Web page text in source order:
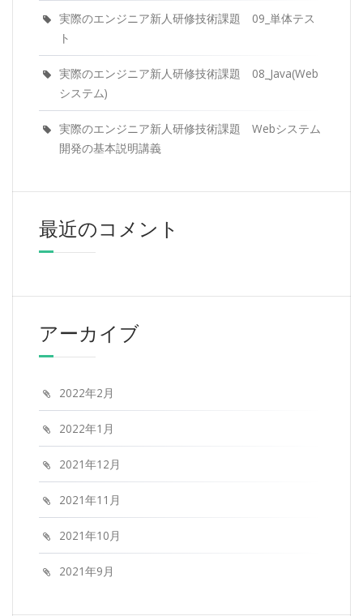
実際のエンジニア新人研修技術課題 09_単体テス
ト
実際のエンジニア新人研修技術課題 08_Java(Web
システム)
実際のエンジニア新人研修技術課題 Webシステム
開発の基本説明講義
最近のコメント
アーカイブ
2022年2月
2022年1月
2021年12月
2021年11月
2021年10月
2021年9月